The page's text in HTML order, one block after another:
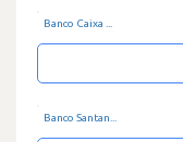
Banco Caixa ...
Banco Santan...